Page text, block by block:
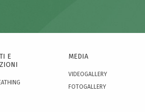
E
MEDIA
VIDEOGALLERY
FOTOGALLERY